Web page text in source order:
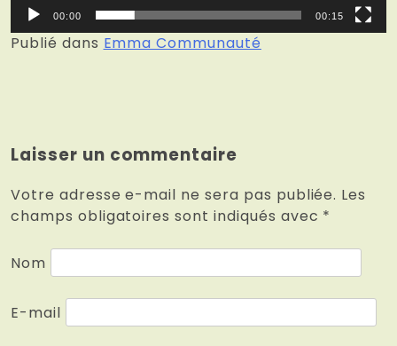
00:00 00:15
Publié dans Emma Communauté
Laisser un commentaire
Votre adresse e-mail ne sera pas publiée. Les
champs obligatoires sont indiqués avec *
Nom
E-mail